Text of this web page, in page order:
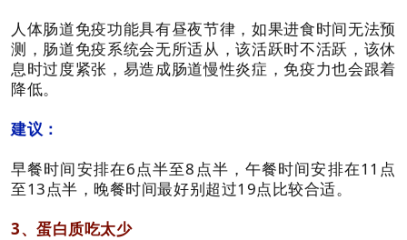
人体肠道免疫功能具有昼夜节律，如果进食时间无法预
测，肠道免疫系统会无所适从，该活跃时不活跃，该休
息时过度紧张，易造成肠道慢性炎症，免疫力也会跟着
降低。
建议：
早餐时间安排在6点半至8点半，午餐时间安排在11点
至13点半，晚餐时间最好别超过19点比较合适。
3、蛋白质吃太少